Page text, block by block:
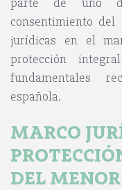
consentimiento
jurídicas en el
protección
fundamentales
española.
MARCO JUR
PROTECCIÓ
DEL MENOR